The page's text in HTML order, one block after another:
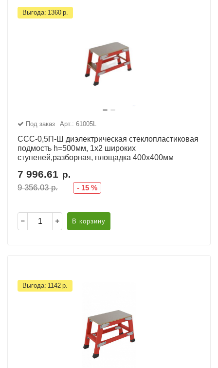
РЗА (шторы)
Выгода: 1360 р.
Под заказ Арт.: 61005L
ССС-0,5П-Ш диэлектрическая стеклопластиковая
подмость h=500мм, 1х2 широких
ступеней,разборная, площадка 400х400мм
7 996.61 р.
9 356.03р. - 15 %
В корзину
Выгода: 1142 р.